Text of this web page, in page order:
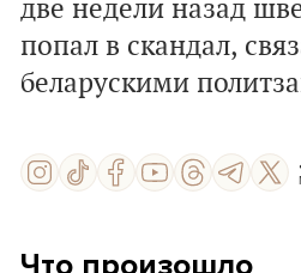
две недели назад
попал в скандал,
беларускими
Что произошло